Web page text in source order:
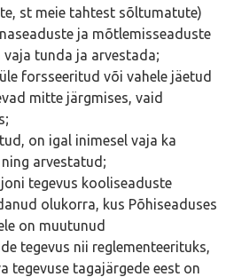
st meie tahtest sõltumatute)
ja mõtlemisseaduste
tunda ja arvestada;
forsseeritud või vahele jäetud
mitte järgmises, vaid
on igal inimesel vaja ka
arvestatud;
tegevus kooliseaduste
olukorra, kus Põhiseaduses
on muutunud
tegevus nii reglementeerituks,
tegevuse tagajärgede eest on